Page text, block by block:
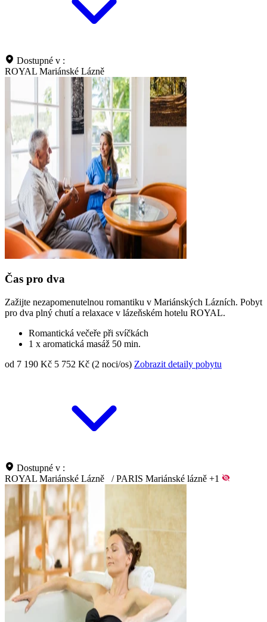
Dostupné v :
ROYAL Mariánské Lázně
Čas pro dva
Zažijte nezapomenutelnou romantiku v Mariánských Lázních. Pobyt
pro dva plný chutí a relaxace v lázeňském hotelu ROYAL.
Romantická večeře při svíčkách
1 x aromatická masáž 50 min.
od 7 190 Kč 5 752 Kč (2 noci/os) Zobrazit detaily pobytu
Dostupné v :
ROYAL Mariánské Lázně
/ PARIS Mariánské lázně +1